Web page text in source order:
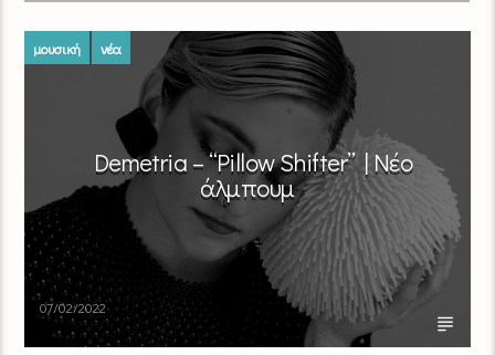
μουσική νέα
Demetria – “Pillow Shifter” | Νέο
άλμπουμ
07/02/2022